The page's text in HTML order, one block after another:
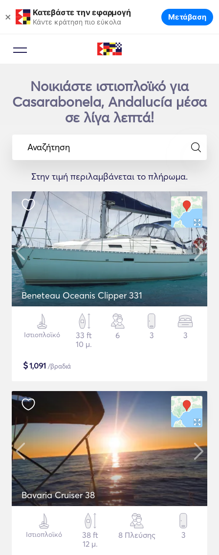
× Κατεβάστε την εφαρμογή
Κάντε κράτηση πιο εύκολα Μετάβαση
Νοικιάστε ιστιοπλοϊκό για
Casarabonela, Andalucía μέσα
σε λίγα λεπτά!
Αναζήτηση
Στην τιμή περιλαμβάνεται το πλήρωμα.
Beneteau Oceanis Clipper 331
Ιστιοπλοϊκό
33 ft
10 μ.
6 3 3
$1,091 /βραδιά
Bavaria Cruiser 38
Ιστιοπλοϊκό
38 ft
12 μ.
8 Πλεύσης 3